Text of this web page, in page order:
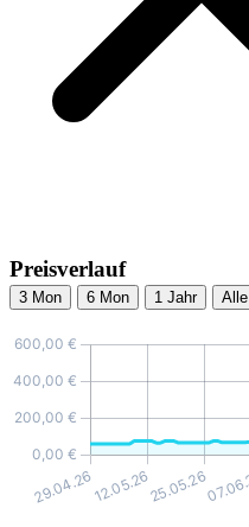
Preisverlauf
3 Mon 6 Mon 1 Jahr Alle